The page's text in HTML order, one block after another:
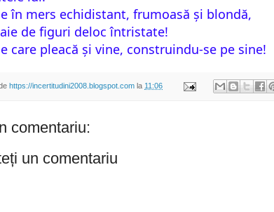
în mers echidistant, frumoasă și blondă,
de figuri deloc întristate!
care pleacă și vine, construindu-se pe sine!
https://incertitudini2008.blogspot.com la 11:06
comentariu:
un comentariu